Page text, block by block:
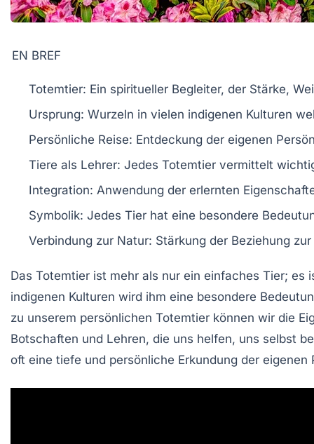
EN BREF
Totemtier: Ein spiritueller Begleiter, der Stärke,
Ursprung: Wurzeln in vielen indigenen Kulturen
Persönliche Reise: Entdeckung der eigenen
Tiere als Lehrer: Jedes Totemtier vermittelt
Integration: Anwendung der erlernten
Symbolik: Jedes Tier hat eine besondere
Verbindung zur Natur: Stärkung der Beziehung
Das Totemtier ist mehr als nur ein einfaches Tier; es
indigenen Kulturen wird ihm eine besondere
zu unserem persönlichen Totemtier können wir die
Botschaften und Lehren, die uns helfen, uns selbst
oft eine tiefe und persönliche Erkundung der eigenen